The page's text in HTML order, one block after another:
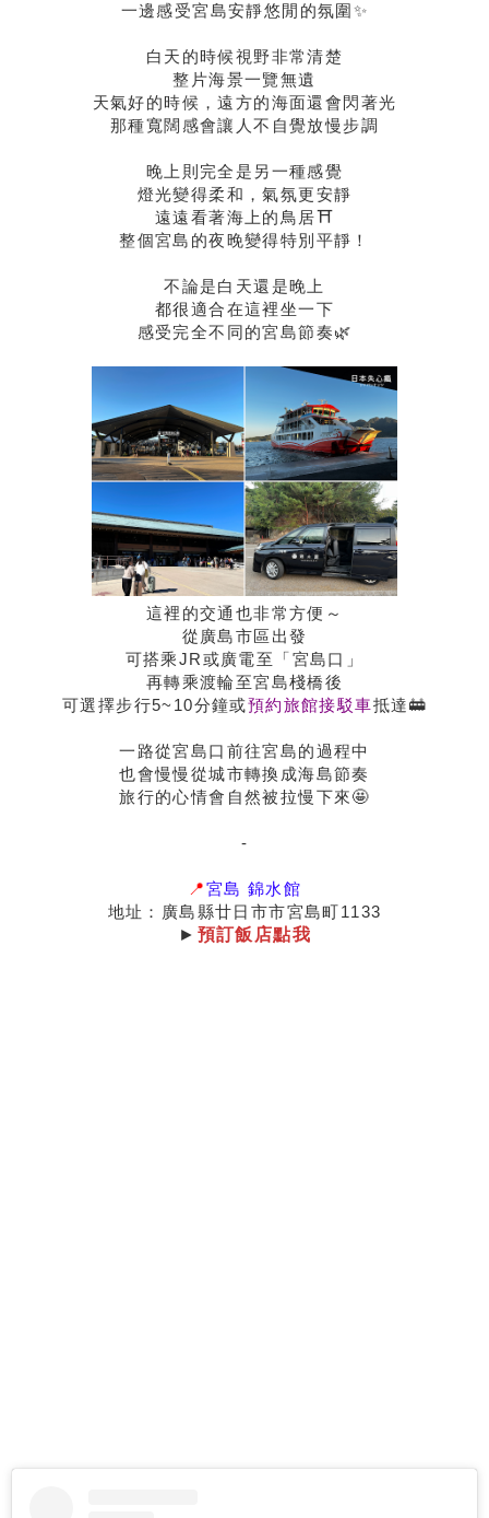
一邊感受宮島安靜悠閒的氛圍✨
白天的時候視野非常清楚
整片海景一覽無遺
天氣好的時候，遠方的海面還會閃著光
那種寬闊感會讓人不自覺放慢步調
晚上則完全是另一種感覺
燈光變得柔和，氣氛更安靜
遠遠看著海上的鳥居⛩
整個宮島的夜晚變得特別平靜！
不論是白天還是晚上
都很適合在這裡坐一下
感受完全不同的宮島節奏🌿
這裡的交通也非常方便～
從廣島市區出發
可搭乘JR或廣電至「宮島口」
再轉乘渡輪至宮島棧橋後
可選擇步行5~10分鐘或預約旅館接駁車抵達🚋
一路從宮島口前往宮島的過程中
也會慢慢從城市轉換成海島節奏
旅行的心情會自然被拉慢下來🤩
-
📍宮島 錦水館
地址：廣島縣廿日市市宮島町1133
► 預訂飯店點我